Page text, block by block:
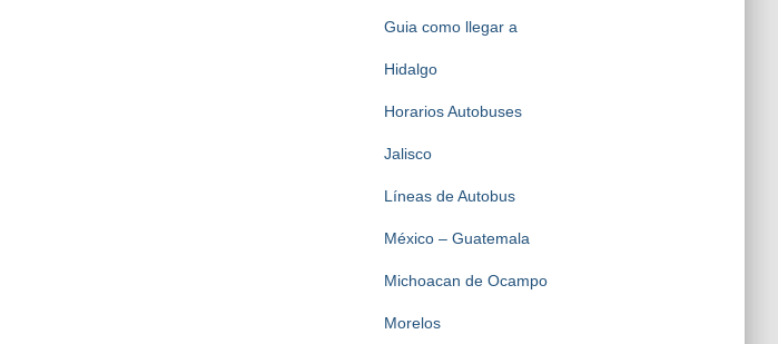
Guia como llegar a
Hidalgo
Horarios Autobuses
Jalisco
Líneas de Autobus
México – Guatemala
Michoacan de Ocampo
Morelos